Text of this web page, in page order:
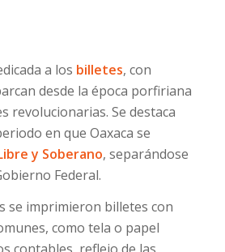
a los billetes, con
desde la época porfiriana
revolucionarias. Se destaca
en que Oaxaca se
y Soberano, separándose
Federal.
se imprimieron billetes con
como tela o papel